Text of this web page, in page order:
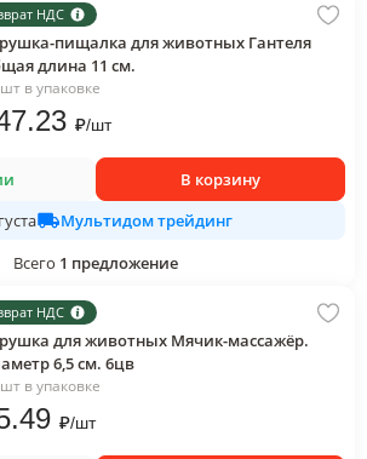
НДС
пищалка для животных Гантеля
длина 11 см.
в упаковке
.23 ₽/шт
В корзину
Мультидом трейдинг
Всего 1 предложение
НДС
для животных Мячик-массажёр.
6,5 см. 6цв
в упаковке
.49 ₽/шт